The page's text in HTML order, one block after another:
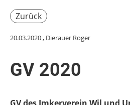
Zurück
20.03.2020, Dierauer Roger
GV 2020